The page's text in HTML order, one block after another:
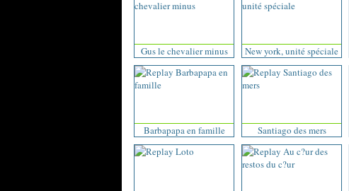
Gus le chevalier minus New york, unité spéciale
Barbapapa en famille Santiago des mers